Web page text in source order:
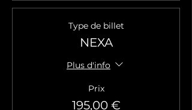
Type de billet
NEXA
Plus d'info
Prix
195,00 €